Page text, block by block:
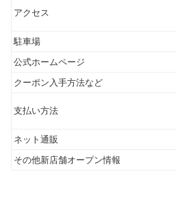
アクセス
駐車場
公式ホームページ
クーポン入手方法など
支払い方法
ネット通販
その他新店舗オープン情報